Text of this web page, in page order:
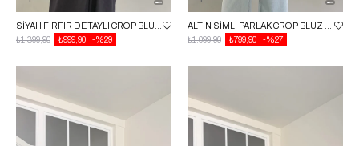
%29
₺999,90
₺1.399,90
%27
₺799,90
₺1.099,90